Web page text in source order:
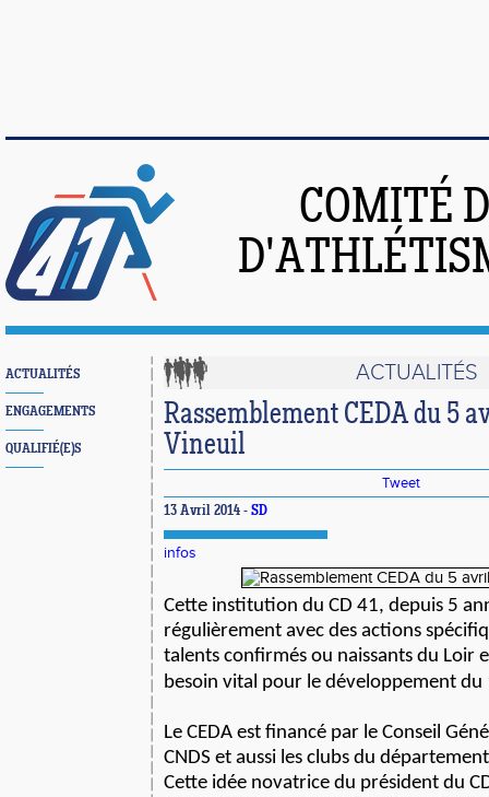
COMITÉ
ACTUALITÉS
ENGAGEMENTS
QUALIFIÉ(E)S
ACTUALITÉS
Rassemblement CEDA du 5
Vineuil
Tweet
13 Avril 2014 - SD
infos
Cette institution du CD 41, depuis 5
régulièrement avec des actions
talents confirmés ou naissants du Loir
besoin vital pour le développement du
Le CEDA est financé par le Conseil
CNDS et aussi les clubs du
Cette idée novatrice du président du